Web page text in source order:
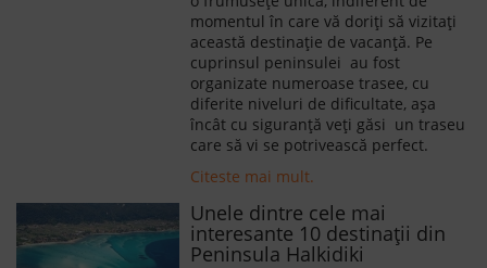
momentul în care vă doriți să vizitați
această destinație de vacanță. Pe
cuprinsul peninsulei au fost
organizate numeroase trasee, cu
diferite niveluri de dificultate, așa
încât cu siguranță veți găsi un traseu
care să vi se potrivească perfect.
Citeste mai mult.
Unele dintre cele mai
interesante 10 destinații din
Peninsula Halkidiki